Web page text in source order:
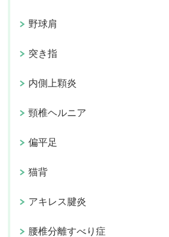
野球肩
突き指
内側上顆炎
頸椎ヘルニア
偏平足
猫背
アキレス腱炎
腰椎分離すべり症